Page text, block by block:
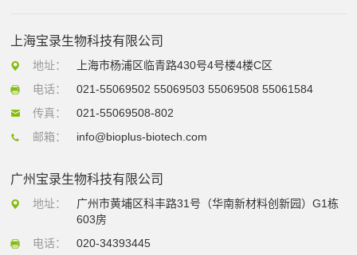
上海宝录生物科技有限公司
地址：
上海市杨浦区临青路430号4号楼4楼C区
电话：
021-55069502 55069503 55069508 55061584
传真：
021-55069508-802
邮箱：
info@bioplus-biotech.com
广州宝录生物科技有限公司
地址：
广州市黄埔区科丰路31号（华南新材料创新园）G1栋
603房
电话：
020-34393445